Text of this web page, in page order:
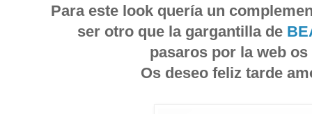
Para este look quería un
ser otro que la gargantilla de
pasaros por la web
Os deseo feliz tarde